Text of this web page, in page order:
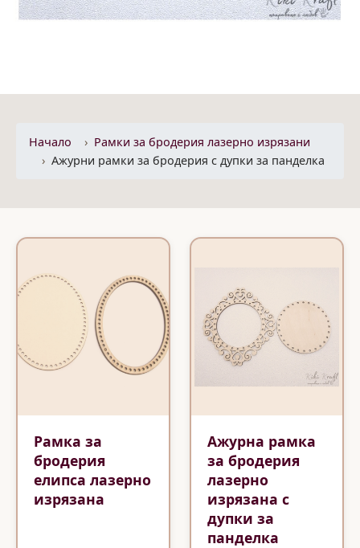
Начало
Рамки за бродерия лазерно изрязани
Ажурни рамки за бродерия с дупки за панделка
Рамка за
бродерия
елипса лазерно
изрязана
Ажурна рамка
за бродерия
лазерно
изрязана с
дупки за
панделка